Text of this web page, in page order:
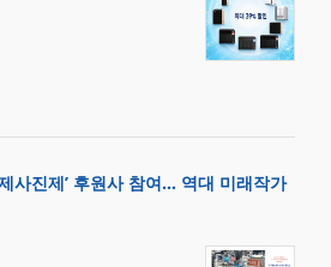
사진제’ 후원사 참여… 역대 미래작가